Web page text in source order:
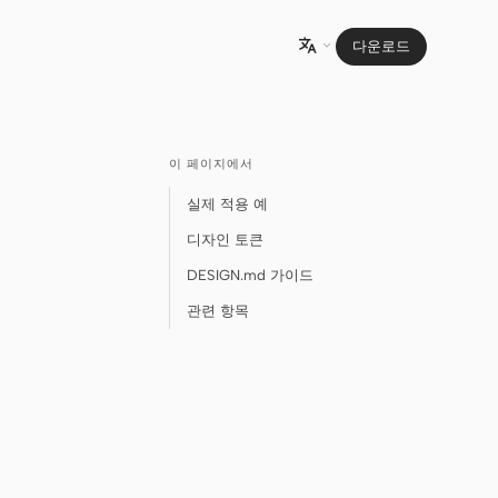
 다운로드
이 페이지에서
실제 적용 예
디자인 토큰
DESIGN.md 가이드
관련 항목